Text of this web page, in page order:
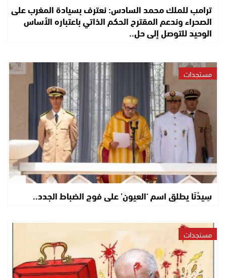
ترامب للملك محمد السادس: نعترف بسيادة المغرب على
الصحراء وندعم المقترح الحكم الذاتي باعتباره الأساس
الوحيد للتوصل إلى حل..
مستجدات
سِيدْنَا يطلق اسم ‘العيون’ على فوج الضباط الجدد..
مستجدات